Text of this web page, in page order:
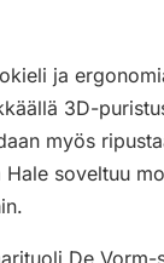
ja
3D-
myös
soveltuu